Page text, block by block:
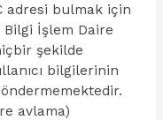
adresi bulmak için
Bilgi İşlem Daire
şekilde
bilgilerinin
avlama)